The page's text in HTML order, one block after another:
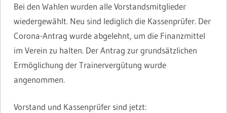
Bei den Wahlen wurden alle Vorstandsmitglieder
wiedergewählt. Neu sind lediglich die Kassenprüfer. Der
Corona-Antrag wurde abgelehnt, um die Finanzmittel
im Verein zu halten. Der Antrag zur grundsätzlichen
Ermöglichung der Trainervergütung wurde
angenommen.
Vorstand und Kassenprüfer sind jetzt: